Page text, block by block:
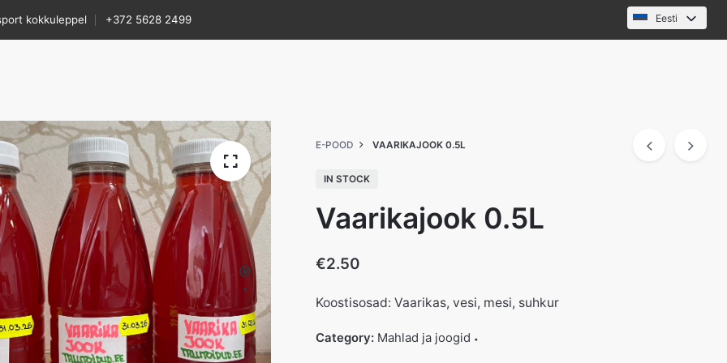
kokkuleppel +372 5628 2499 Eesti
E-POOD VAARIKAJOOK 0.5L
IN STOCK
Vaarikajook 0.5L
€2.50
Koostisosad: Vaarikas, vesi, mesi, suhkur
Category: Mahlad ja joogid